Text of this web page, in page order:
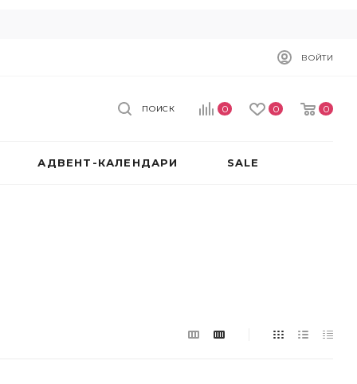
ВОЙТИ
0 0 0
ПОИСК
АДВЕНТ-КАЛЕНДАРИ SALE